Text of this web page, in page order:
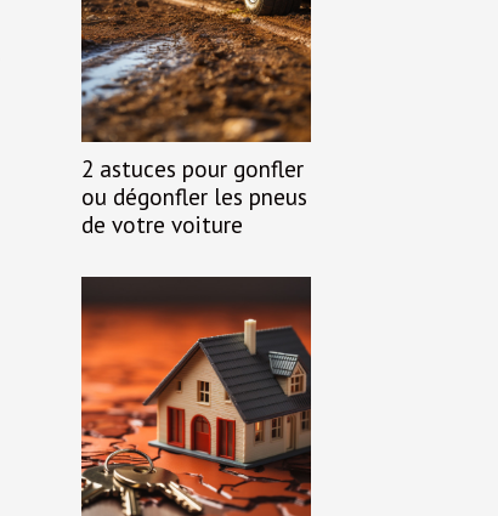
2 astuces pour gonfler
ou dégonfler les pneus
de votre voiture